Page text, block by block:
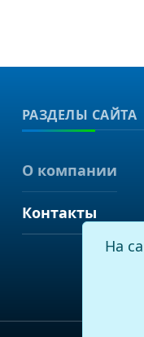
РАЗДЕЛЫ САЙТА
О компании
Контакты
На